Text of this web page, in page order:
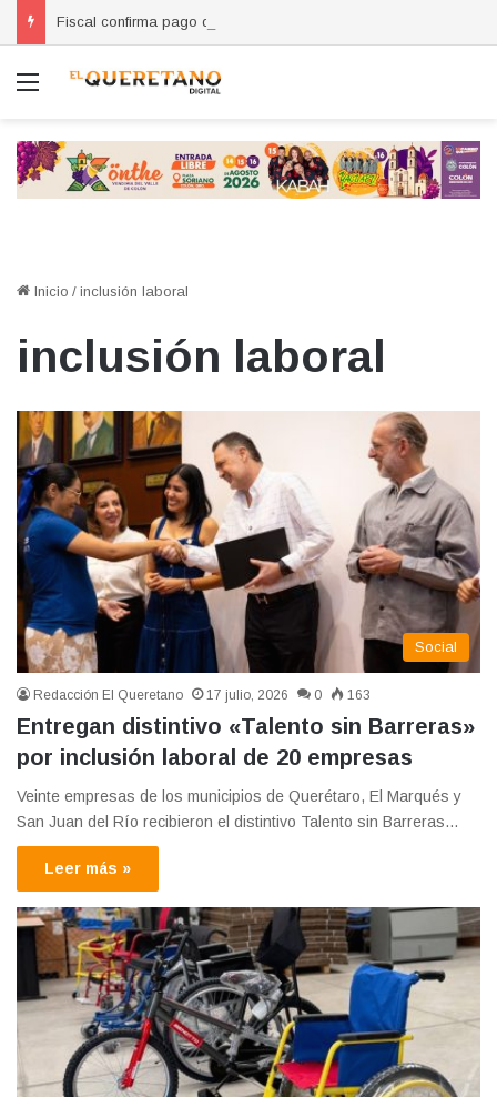
Menú
Inicio / inclusión laboral
inclusión laboral
Social
Redacción El Queretano 17 julio, 2026 0 163
Entregan distintivo «Talento sin Barreras»
por inclusión laboral de 20 empresas
Veinte empresas de los municipios de Querétaro, El Marqués y
San Juan del Río recibieron el distintivo Talento sin Barreras…
Leer más »